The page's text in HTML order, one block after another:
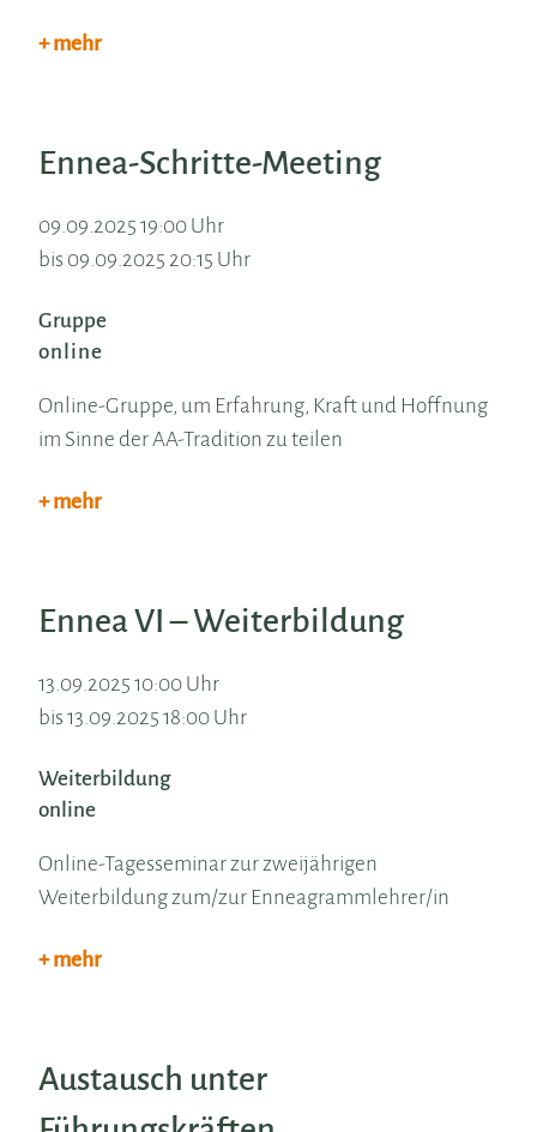
+ mehr
Ennea-Schritte-Meeting
09.09.2025 19:00 Uhr
bis 09.09.2025 20:15 Uhr
Gruppe
online
Online-Gruppe, um Erfahrung, Kraft und Hoffnung
im Sinne der AA-Tradition zu teilen
+ mehr
Ennea VI – Weiterbildung
13.09.2025 10:00 Uhr
bis 13.09.2025 18:00 Uhr
Weiterbildung
online
Online-Tagesseminar zur zweijährigen
Weiterbildung zum/zur Enneagrammlehrer/in
+ mehr
Austausch unter